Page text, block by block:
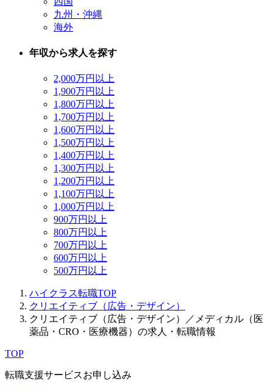
九州・沖縄
海外
年収から求人を探す
2,000万円以上
1,900万円以上
1,800万円以上
1,700万円以上
1,600万円以上
1,500万円以上
1,400万円以上
1,300万円以上
1,200万円以上
1,100万円以上
1,000万円以上
900万円以上
800万円以上
700万円以上
600万円以上
500万円以上
ハイクラス転職TOP
クリエイティブ（広告・デザイン）
クリエイティブ（広告・デザイン）／メディカル（医
薬品・CRO・医療機器）の求人・転職情報
TOP
転職支援サービスお申し込み